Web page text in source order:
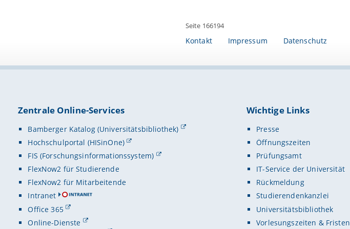
Seite 166194
Kontakt Impressum Datenschutz
Zentrale Online-Services
Bamberger Katalog (Universitätsbibliothek)
Hochschulportal (HISinOne)
FIS (Forschungsinformationssystem)
FlexNow2 für Studierende
FlexNow2 für Mitarbeitende
Intranet
Office 365
Online-Dienste
Wichtige Links
Presse
Öffnungszeiten
Prüfungsamt
IT-Service der Universität
Rückmeldung
Studierendenkanzlei
Universitätsbibliothek
Vorlesungszeiten & Fristen